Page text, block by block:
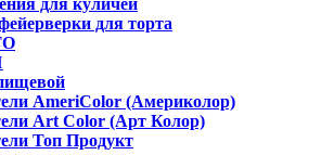
для куличей
для торта
AmeriColor (Америколор)
Art Color (Арт Колор)
Топ Продукт